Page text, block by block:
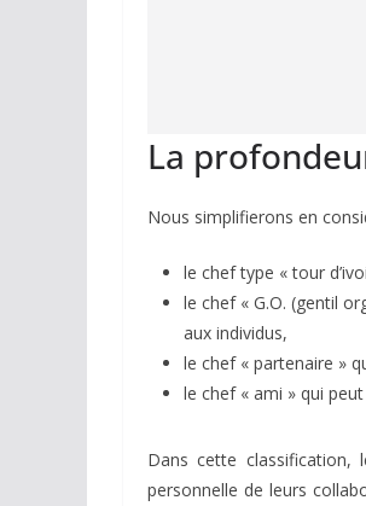
La
Nous simplifierons en
le chef type « tour
le chef « G.O. (gentil
aux individus,
le chef « partenaire »
le chef « ami » qui
Dans cette classification,
personnelle de leurs